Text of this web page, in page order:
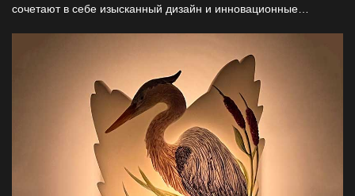
сочетают в себе изысканный дизайн и инновационные
ночные лампы изготовлены из натуральной смолы, чтобы
обеспечить мягкий, художественный блеск и улучшить
повседневную отделку. Это идеальный выбор для
декоративных оптовиков, которые гарантируют
конкурентоспособные цены и настраиваемые варианты
непосредственно от производителя.